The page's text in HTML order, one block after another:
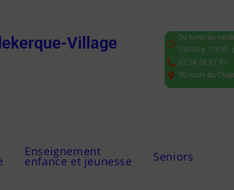
Village
Du lundi au
13h30 à 17h30.
03 28 58 87 87
90 route du
Enseignement
enfance et jeunesse Seniors